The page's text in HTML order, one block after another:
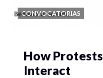
CONVOCATORIAS
How
Interact